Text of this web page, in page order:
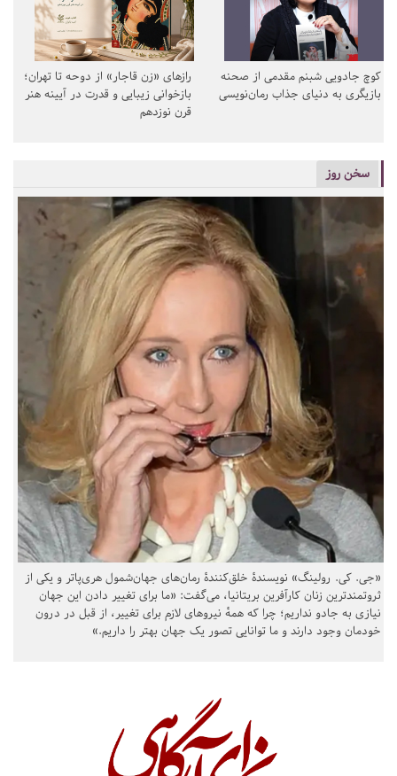
کوچ جادویی شبنم مقدمی از صحنه
بازیگری به دنیای جذاب رمان‌نویسی
رازهای «زن قاجار» از دوحه تا تهران؛
بازخوانی زیبایی و قدرت در آیینه هنر
قرن نوزدهم
سخن روز
«جی. کی. رولینگ» نویسندهٔ خلق‌کنندهٔ رمان‌های جهان‌شمول هری‌پاتر و یکی از
ثروتمندترین زنان کارآفرین بریتانیا، می‌گفت: «ما برای تغییر دادن این جهان
نیازی به جادو نداریم؛ چرا که همهٔ نیروهای لازم برای تغییر، از قبل در درون
خودمان وجود دارند و ما توانایی تصور یک جهان بهتر را داریم.»